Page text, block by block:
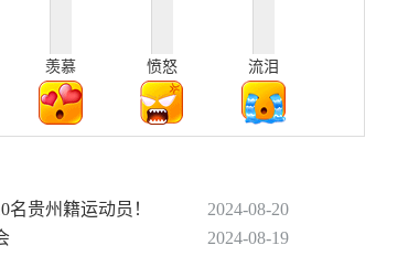
羡慕 愤怒 流泪
贵州籍运动员！
2024-08-20
2024-08-19